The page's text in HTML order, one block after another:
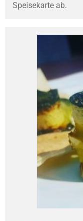
Speisekarte ab.